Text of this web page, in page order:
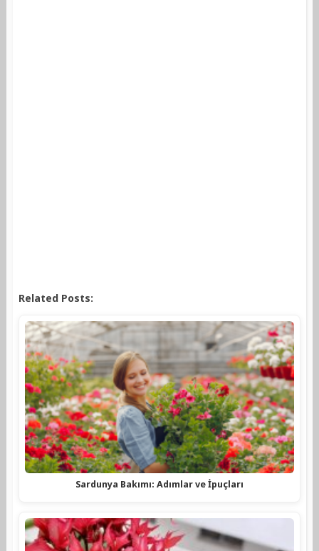
Related Posts:
Sardunya Bakımı: Adımlar ve İpuçları